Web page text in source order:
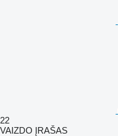
22
VAIZDO ĮRAŠAS